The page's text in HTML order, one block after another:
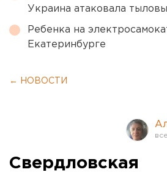
Украина атаковала
Ребенка на
Екатеринбурге
← НОВОСТИ
Свердловская